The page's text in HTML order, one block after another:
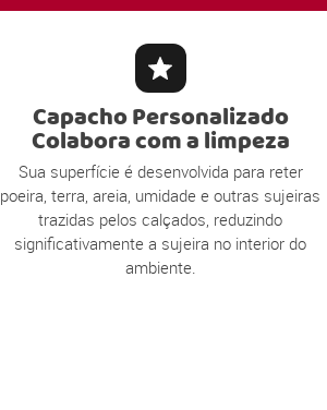
Capacho Personalizado
Colabora com a limpeza
Sua superfície é desenvolvida para reter
poeira, terra, areia, umidade e outras sujeiras
trazidas pelos calçados, reduzindo
significativamente a sujeira no interior do
ambiente.